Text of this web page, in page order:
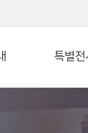
특별전